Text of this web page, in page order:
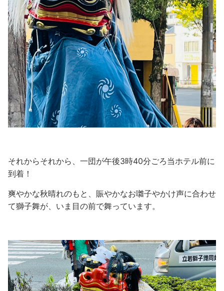
それからそれから、一団が午後3時40分ごろ当ホテル前に
到着！
爽やかな秋晴れのもと、賑やかなお囃子やかけ声に合わせ
て獅子舞が、いま目の前で舞っています。